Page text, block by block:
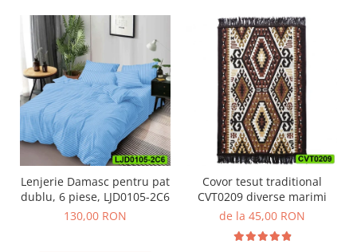
Lenjerie Damasc pentru pat
dublu, 6 piese, LJD0105-2C6
130,00 RON
Covor tesut traditional
CVT0209 diverse marimi
de la 45,00 RON